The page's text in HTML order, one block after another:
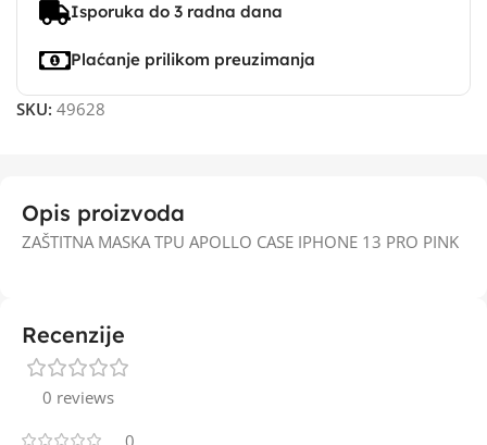
Isporuka do 3 radna dana
Plaćanje prilikom preuzimanja
SKU: 49628
Opis proizvoda
ZAŠTITNA MASKA TPU APOLLO CASE IPHONE 13 PRO PINK
Recenzije
0 reviews
0